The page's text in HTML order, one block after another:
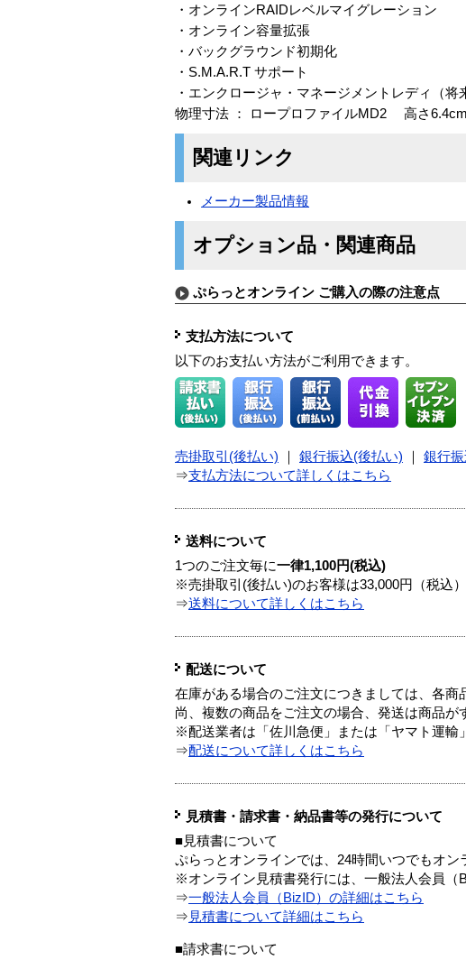
・オンラインRAIDレベルマイグレーション
・オンライン容量拡張
・バックグラウンド初期化
・S.M.A.R.T サポート
・エンクロージャ・マネージメントレディ（将
物理寸法 ： ロープロファイルMD2 高さ
関連リンク
メーカー製品情報
オプション品・関連商品
ぷらっとオンライン ご購入の際の注意点
支払方法について
以下のお支払い方法がご利用できます。
売掛取引(後払い) 銀行振込(後払い) 銀行
⇒支払方法について詳しくはこちら
送料について
1つのご注文毎に一律1,100円(税込)
※売掛取引(後払い)のお客様は33,000円（税込
⇒送料について詳しくはこちら
配送について
在庫がある場合のご注文につきましては、各商
尚、複数の商品をご注文の場合、発送は商品が
※配送業者は「佐川急便」または「ヤマト運輸
⇒配送について詳しくはこちら
見積書・請求書・納品書等の発行について
■見積書について
ぷらっとオンラインでは、24時間いつでもオン
※オンライン見積書発行には、一般法人会員（
⇒一般法人会員（BizID）の詳細はこちら
⇒ 見積書について詳細はこちら
■請求書について